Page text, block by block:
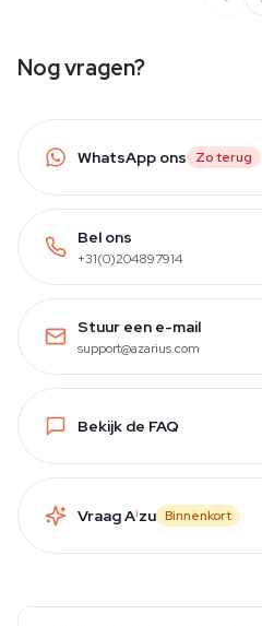
Nog vragen?
WhatsApp ons Zo terug
Bel ons
+31(0)204897914
Stuur een e-mail
support@azarius.com
Bekijk de FAQ
Vraag Aizu Binnenkort